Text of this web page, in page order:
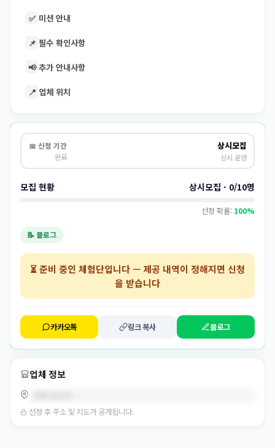
✅ 미션 안내
📌 필수 확인사항
📢 추가 안내사항
📍 업체 위치
📅 신청 기간
완료
상시모집
상시 운영
모집 현황 상시모집 · 0/10명
선정 확률: 100%
📝 블로그
⏳준비 중인 체험단입니다 — 제공 내역이 정해지면 신청
을 받습니다
카카오톡 링크 복사 블로그
업체 정보
선정 후 주소 및 지도가 공개됩니다.